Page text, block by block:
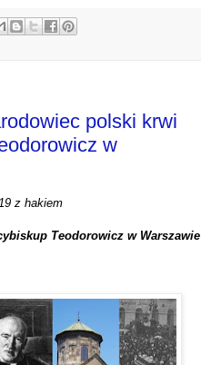
polski krwi
w
z hakiem
Teodorowicz w Warszawie